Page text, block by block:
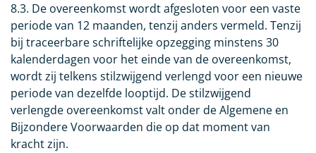
8.3. De overeenkomst wordt afgesloten voor een vaste
periode van 12 maanden, tenzij anders vermeld. Tenzij
bij traceerbare schriftelijke opzegging minstens 30
kalenderdagen voor het einde van de overeenkomst,
wordt zij telkens stilzwijgend verlengd voor een nieuwe
periode van dezelfde looptijd. De stilzwijgend
verlengde overeenkomst valt onder de Algemene en
Bijzondere Voorwaarden die op dat moment van
kracht zijn.